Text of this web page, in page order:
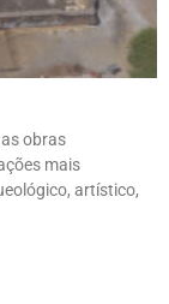
obras
mais
artístico,